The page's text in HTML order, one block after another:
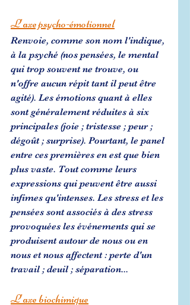
L'axe psycho-émotionnel
Renvoie, comme son nom l'indique,
à la psyché (nos pensées, le mental
qui trop souvent ne trouve, ou
n'offre aucun répit tant il peut être
agité). Les émotions quant à elles
sont généralement réduites à six
principales (joie ; tristesse ; peur ;
dégoût ; surprise). Pourtant, le panel
entre ces premières en est que bien
plus vaste. Tout comme leurs
expressions qui peuvent être aussi
infimes qu'intenses. Les stress et les
pensées sont associés à des stress
provoquées les événements qui se
produisent autour de nous ou en
nous et nous affectent : perte d'un
travail ; deuil ; séparation...
L'axe biochimique